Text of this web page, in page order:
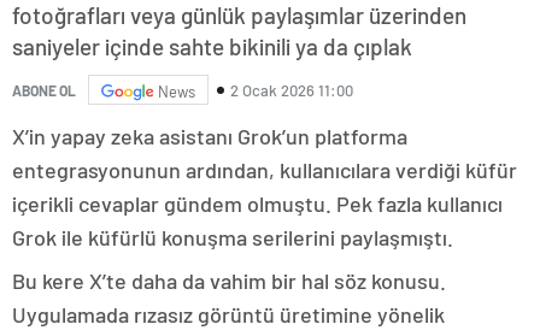
fotoğrafları veya günlük paylaşımlar üzerinden
saniyeler içinde sahte bikinili ya da çıplak
ABONE OL News 2 Ocak 2026 11:00
X’in yapay zeka asistanı Grok’un platforma
entegrasyonunun ardından, kullanıcılara verdiği küfür
içerikli cevaplar gündem olmuştu. Pek fazla kullanıcı
Grok ile küfürlü konuşma serilerini paylaşmıştı.
Bu kere X’te daha da vahim bir hal söz konusu.
Uygulamada rızasız görüntü üretimine yönelik